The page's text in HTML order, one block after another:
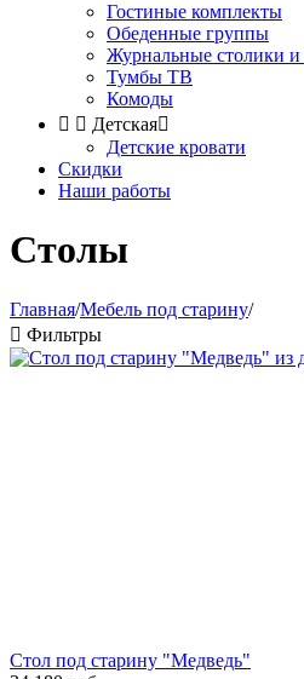
Гостиные комплекты
Обеденные группы
Журнальные столики и
Тумбы ТВ
Комоды
  Детская
Детские кровати
Скидки
Наши работы
Столы
Главная/Мебель под старину/
 Фильтры
Стол под старину "Медведь"